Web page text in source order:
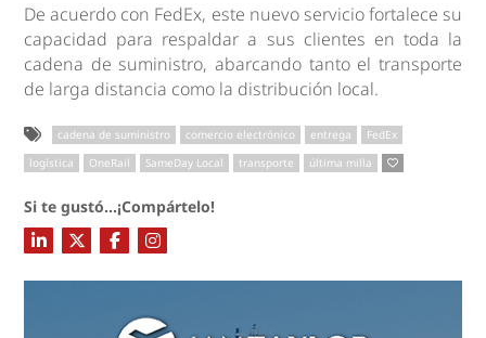
De acuerdo con FedEx, este nuevo servicio fortalece su
capacidad para respaldar a sus clientes en toda la
cadena de suministro, abarcando tanto el transporte
de larga distancia como la distribución local.
cadena de suministro comercio electrónico entrega
FedEx
logística
OneRail SameDay Local transporte última milla
Si te gustó...¡Compártelo!